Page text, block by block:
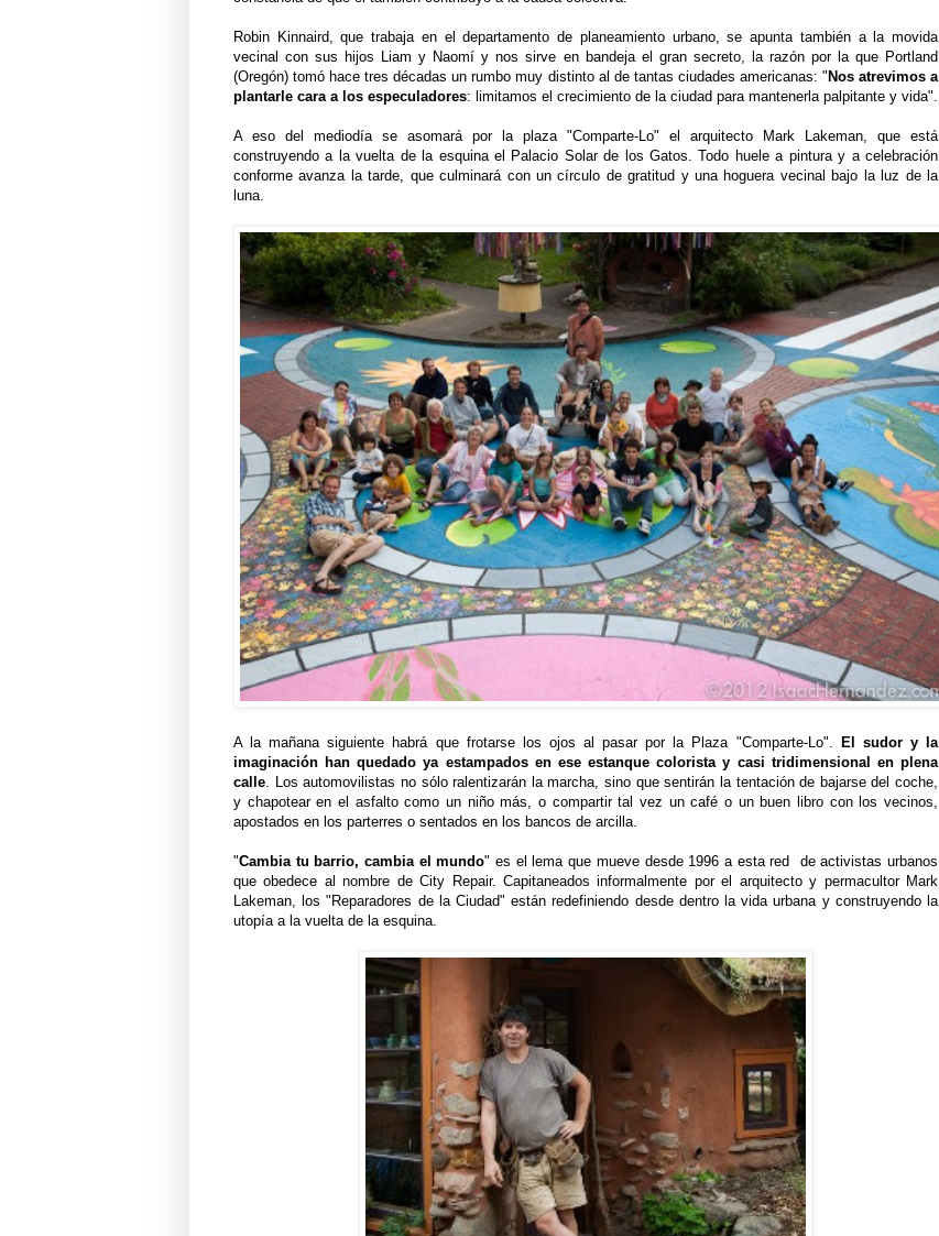
Robin Kinnaird, que trabaja en el departamento de planeamiento urbano, se apunta también a la movida
vecinal con sus hijos Liam y Naomí y nos sirve en bandeja el gran secreto, la razón por la que Portland
(Oregón) tomó hace tres décadas un rumbo muy distinto al de tantas ciudades americanas: "Nos atrevimos a
plantarle cara a los especuladores: limitamos el crecimiento de la ciudad para mantenerla palpitante y vida".
A eso del mediodía se asomará por la plaza "Comparte-Lo" el arquitecto Mark Lakeman, que está
construyendo a la vuelta de la esquina el Palacio Solar de los Gatos. Todo huele a pintura y a celebración
conforme avanza la tarde, que culminará con un círculo de gratitud y una hoguera vecinal bajo la luz de la
luna.
A la mañana siguiente habrá que frotarse los ojos al pasar por la Plaza "Comparte-Lo". El sudor y la
imaginación han quedado ya estampados en ese estanque colorista y casi tridimensional en plena
calle . Los automovilistas no sólo ralentizarán la marcha, sino que sentirán la tentación de bajarse del coche,
y chapotear en el asfalto como un niño más, o compartir tal vez un café o un buen libro con los vecinos,
apostados en los parterres o sentados en los bancos de arcilla.
"Cambia tu barrio, cambia el mundo" es el lema que mueve desde 1996 a esta red de activistas urbanos
que obedece al nombre de City Repair. Capitaneados informalmente por el arquitecto y permacultor Mark
Lakeman, los "Reparadores de la Ciudad" están redefiniendo desde dentro la vida urbana y construyendo la
utopía a la vuelta de la esquina.